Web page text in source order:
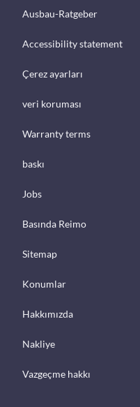
Ausbau-Ratgeber
Accessibility statement
Çerez ayarları
veri koruması
Warranty terms
baskı
Jobs
Basında Reimo
Sitemap
Konumlar
Hakkımızda
Nakliye
Vazgeçme hakkı